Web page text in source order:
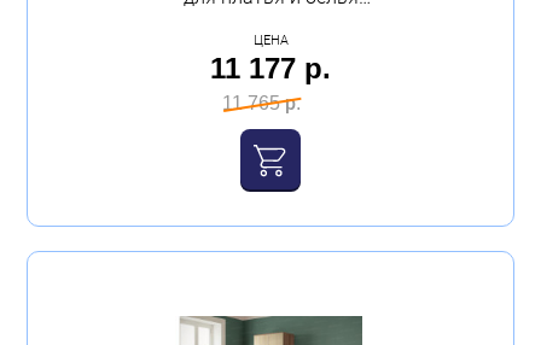
Эра
ЦЕНА
11 177 р.
11 765 р.